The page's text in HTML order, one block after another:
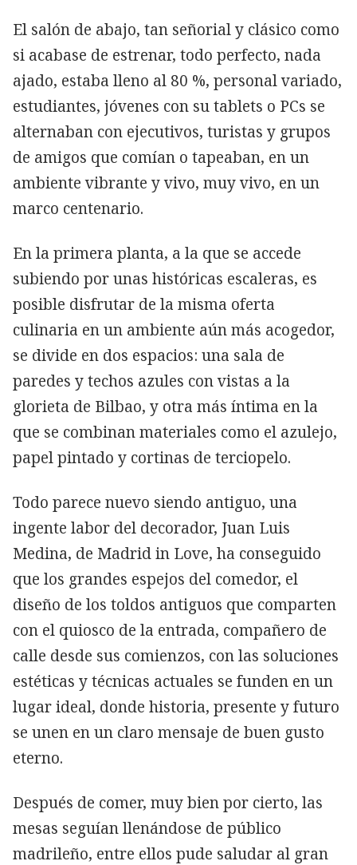
El salón de abajo, tan señorial y clásico como
si acabase de estrenar, todo perfecto, nada
ajado, estaba lleno al 80 %, personal variado,
estudiantes, jóvenes con su tablets o PCs se
alternaban con ejecutivos, turistas y grupos
de amigos que comían o tapeaban, en un
ambiente vibrante y vivo, muy vivo, en un
marco centenario.
En la primera planta, a la que se accede
subiendo por unas históricas escaleras, es
posible disfrutar de la misma oferta
culinaria en un ambiente aún más acogedor,
se divide en dos espacios: una sala de
paredes y techos azules con vistas a la
glorieta de Bilbao, y otra más íntima en la
que se combinan materiales como el azulejo,
papel pintado y cortinas de terciopelo.
Todo parece nuevo siendo antiguo, una
ingente labor del decorador, Juan Luis
Medina, de Madrid in Love, ha conseguido
que los grandes espejos del comedor, el
diseño de los toldos antiguos que comparten
con el quiosco de la entrada, compañero de
calle desde sus comienzos, con las soluciones
estéticas y técnicas actuales se funden en un
lugar ideal, donde historia, presente y futuro
se unen en un claro mensaje de buen gusto
eterno.
Después de comer, muy bien por cierto, las
mesas seguían llenándose de público
madrileño, entre ellos pude saludar al gran